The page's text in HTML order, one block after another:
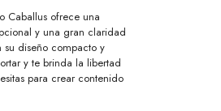
Caballus ofrece una
y una gran claridad
su diseño compacto y
y te brinda la libertad
para crear contenido